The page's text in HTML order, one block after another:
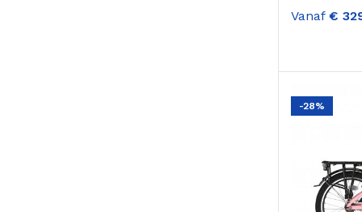
Vanaf €
-28%